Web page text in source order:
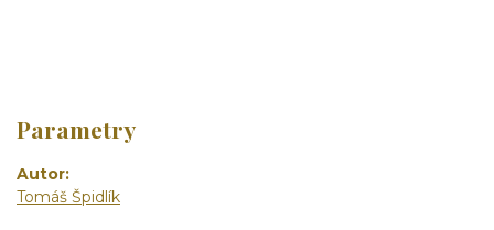
Parametry
Autor
Tomáš Špidlík